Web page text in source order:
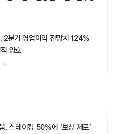
2분기 영업이익 전망치 124%
양호
, 스테이킹 50%에 ‘보상 제로’